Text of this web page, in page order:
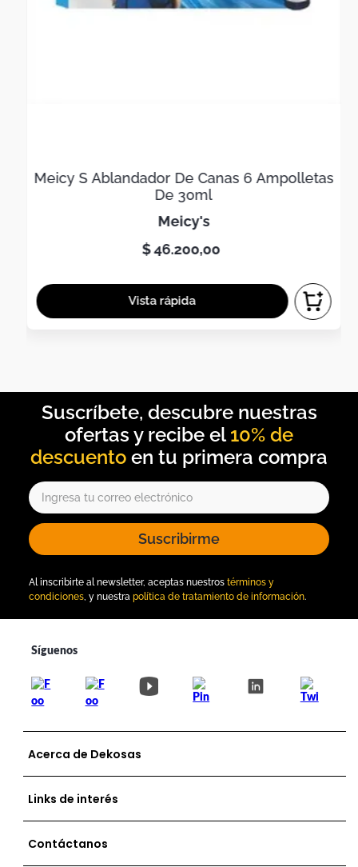
Meicy S Ablandador De Canas 6 Ampolletas
De 30ml
meicy's
$46.200,00
10% de
descuento
Suscribirme
Al inscribirte al newsletter, aceptas nuestros términos y
condiciones, y nuestra política de tratamiento de información.
Acerca de Dekosas
Links de interés
Contáctanos